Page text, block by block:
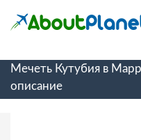
Мечеть Кутубия в
описание